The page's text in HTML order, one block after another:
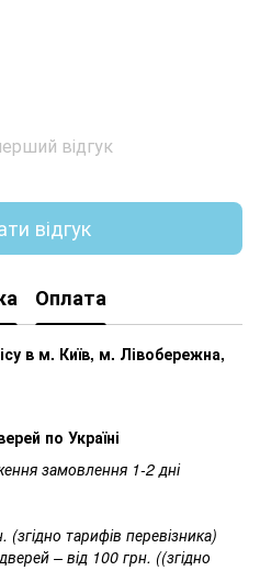
відгук
відгук
Оплата
в м. Київ, м. Лівобережна,
по Україні
замовлення 1-2 дні
(згідно тарифів перевізника)
– від 100 грн. ((згідно